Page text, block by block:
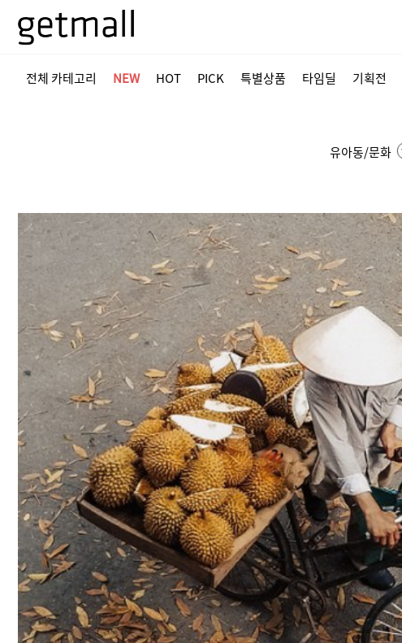
전체 카테고리 NEW HOT PICK 특별상품 타임딜 기획전
유아동/문화